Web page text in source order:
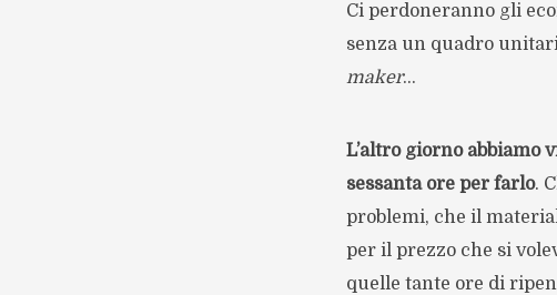
Ci perdoneranno gli
senza un quadro
maker…
L’altro giorno abbiamo
sessanta ore per farlo.
problemi, che il
per il prezzo che si
quelle tante ore di